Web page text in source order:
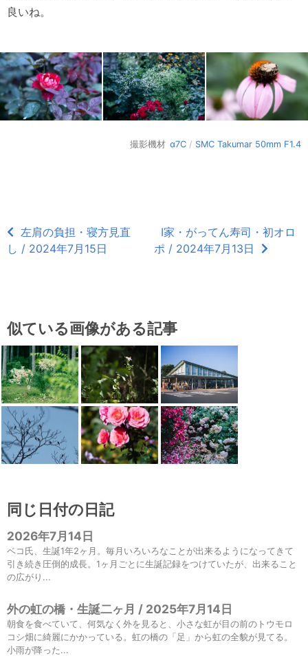
良いね。
撮影機材 α7C / SMC Takumar 50mm F1.4
左肩の負担・寝方見直
し / 2024年7月15日
I家・がってん寿司・初オロ
ポ / 2024年7月13日
似ている画像がある記事
同じ日付の日記
2026年7月14日
ベコ氏、生誕1年2ヶ月。毎月いろいろなことが出来るようになってきて
引き続き圧倒的成長。1ヶ月ごとに生誕記録をつけていたが、出来ること
の広がり...
外の虹の橋・生誕二ヶ月 / 2025年7月14日
朝食を食べていて、何気なく外を見ると、小さな虹が目の前のトウモロ
コシ畑に綺麗にかかっている。虹の橋の「足」から虹の全貌が見てる。
小雨が降った...